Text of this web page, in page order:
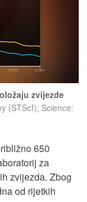
zvijezde
(STScI); Science:
650
za
zvijezda. Zbog
od rijetkih